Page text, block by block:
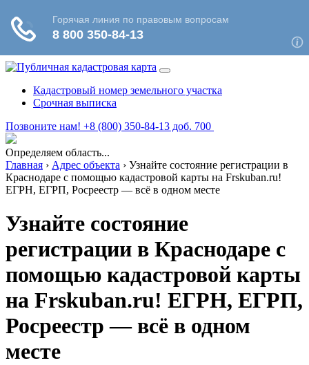
Кадастровый номер земельного участка
Срочная выписка
Позвоните нам! +8 (800) 350-84-13 доб. 700
Определяем область...
Главная › Адрес объекта › Узнайте состояние регистрации в
Краснодаре с помощью кадастровой карты на Frskuban.ru!
ЕГРН, ЕГРП, Росреестр — всё в одном месте
Узнайте состояние
регистрации в Краснодаре с
помощью кадастровой карты
на Frskuban.ru! ЕГРН, ЕГРП,
Росреестр — всё в одном
месте